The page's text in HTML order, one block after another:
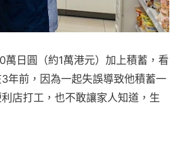
日圓（約1萬港元）加上積蓄，看
年前，因為一起失誤導致他積蓄一
店打工，也不敢讓家人知道，生